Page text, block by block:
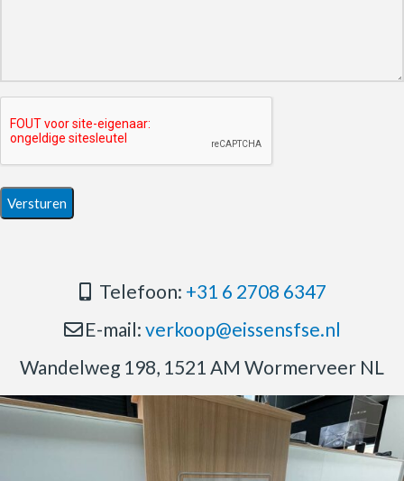
Telefoon: +31 6 2708 6347
E-mail: verkoop@eissensfse.nl
Wandelweg 198, 1521 AM Wormerveer NL